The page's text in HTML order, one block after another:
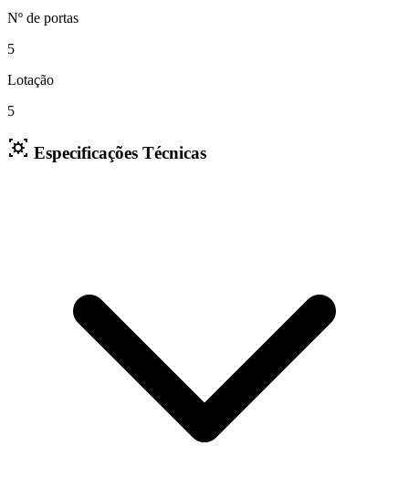
Nº de portas
5
Lotação
5
Especificações Técnicas